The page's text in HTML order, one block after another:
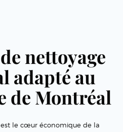
nettoyage
adapté au
de Montréal
le cœur économique de la